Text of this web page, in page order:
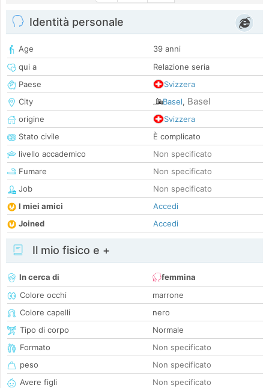
Identità personale
Age
39 anni
qui a
Relazione seria
Paese
Svizzera
City
Basel, Basel
origine
Svizzera
Stato civile
È complicato
livello accademico
Non specificato
Fumare
Non specificato
Job
Non specificato
I miei amici
Accedi
Joined
Accedi
Il mio fisico e +
In cerca di
femmina
Colore occhi
marrone
Colore capelli
nero
Tipo di corpo
Normale
Formato
Non specificato
peso
Non specificato
Avere figli
Non specificato